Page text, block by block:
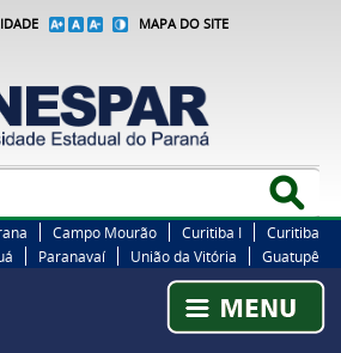
MAPA DO SITE
Campo Mourão Curitiba I
Curitiba
Paranavaí União da Vitória Guatupê